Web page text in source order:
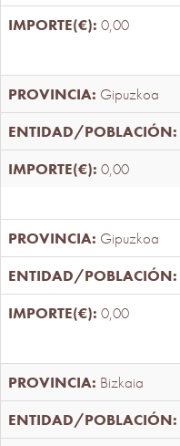
0,00
Gipuzkoa
0,00
Gipuzkoa
0,00
Bizkaia